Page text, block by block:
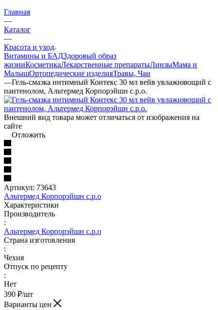
Главная
—
Каталог
—
Красота и уход
Витамины и БАДЗдоровый образ
жизниКосметикаЛекарственные препаратыЛинзыМама и
МалышОртопедические изделияТравы, Чаи
—Гель-смазка интимный Контекс 30 мл вейв увлажняющий с
пантенолом, Альтермед Корпорэйшн с.р.о.
Внешний вид товара может отличаться от изображения на
сайте
Отложить
Артикул: 73643
Альтермед Корпорэйшн с.р.о
Характеристики
Производитель
:
Альтермед Корпорэйшн с.р.о
Страна изготовления
:
Чехия
Отпуск по рецепту
:
Нет
390 ₽/шт
Варианты цен